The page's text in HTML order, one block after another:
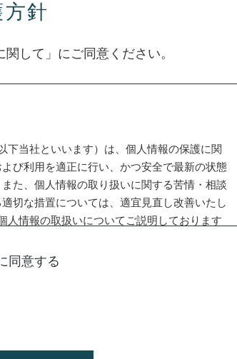
針
して」にご同意ください。
下当社といいます）は、個人情報の保護に関
び利用を適正に行い、かつ安全で最新の状態
た、個人情報の取り扱いに関する苦情・相談
切な措置については、適宜見直し改善いたし
人情報の取扱いについてご説明しております
同意する